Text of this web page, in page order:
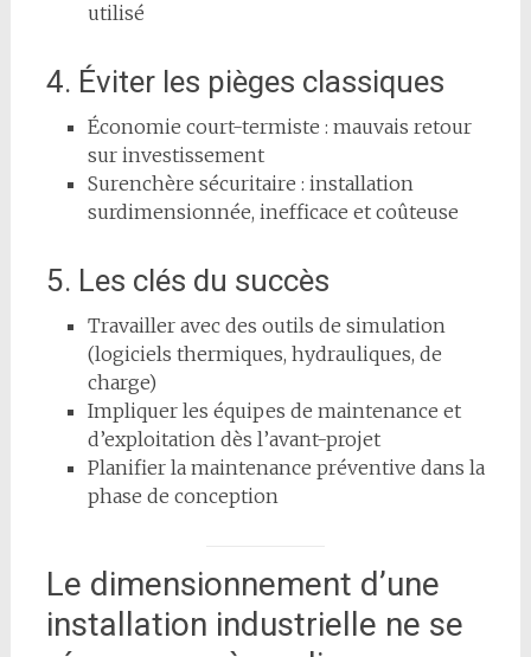
utilisé
4. Éviter les pièges classiques
Économie court-termiste : mauvais retour
sur investissement
Surenchère sécuritaire : installation
surdimensionnée, inefficace et coûteuse
5. Les clés du succès
Travailler avec des outils de simulation
(logiciels thermiques, hydrauliques, de
charge)
Impliquer les équipes de maintenance et
d’exploitation dès l’avant-projet
Planifier la maintenance préventive dans la
phase de conception
Le dimensionnement d’une
installation industrielle ne se